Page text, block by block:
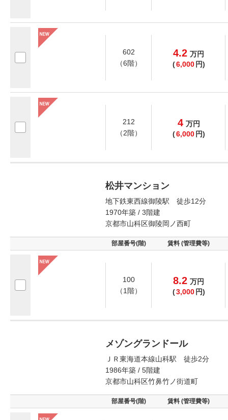
602
（6階）
4.2 万円
(6,000 円)
212
（2階）
4 万円
(6,000 円)
松井マンション
地下鉄東西線御陵駅 徒歩12分
1970年築 / 3階建
京都市山科区御陵岡ノ西町
部屋番号(階) 賃料 (管理費等)
100
（1階）
8.2 万円
(3,000 円)
メゾングランドール
ＪＲ東海道本線山科駅 徒歩2分
1986年築 / 5階建
京都市山科区竹鼻竹ノ街道町
部屋番号(階) 賃料 (管理費等)